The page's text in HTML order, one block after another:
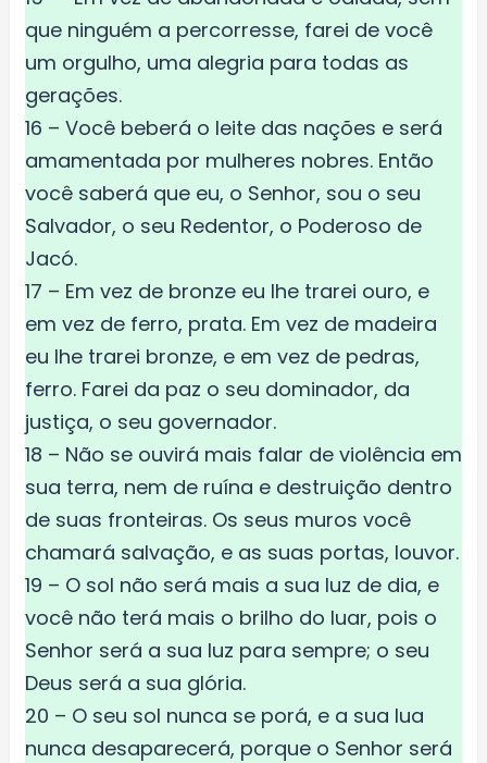
que ninguém a percorresse, farei de você
um orgulho, uma alegria para todas as
gerações.
16 – Você beberá o leite das nações e será
amamentada por mulheres nobres. Então
você saberá que eu, o Senhor, sou o seu
Salvador, o seu Redentor, o Poderoso de
Jacó.
17 – Em vez de bronze eu lhe trarei ouro, e
em vez de ferro, prata. Em vez de madeira
eu lhe trarei bronze, e em vez de pedras,
ferro. Farei da paz o seu dominador, da
justiça, o seu governador.
18 – Não se ouvirá mais falar de violência em
sua terra, nem de ruína e destruição dentro
de suas fronteiras. Os seus muros você
chamará salvação, e as suas portas, louvor.
19 – O sol não será mais a sua luz de dia, e
você não terá mais o brilho do luar, pois o
Senhor será a sua luz para sempre; o seu
Deus será a sua glória.
20 – O seu sol nunca se porá, e a sua lua
nunca desaparecerá, porque o Senhor será